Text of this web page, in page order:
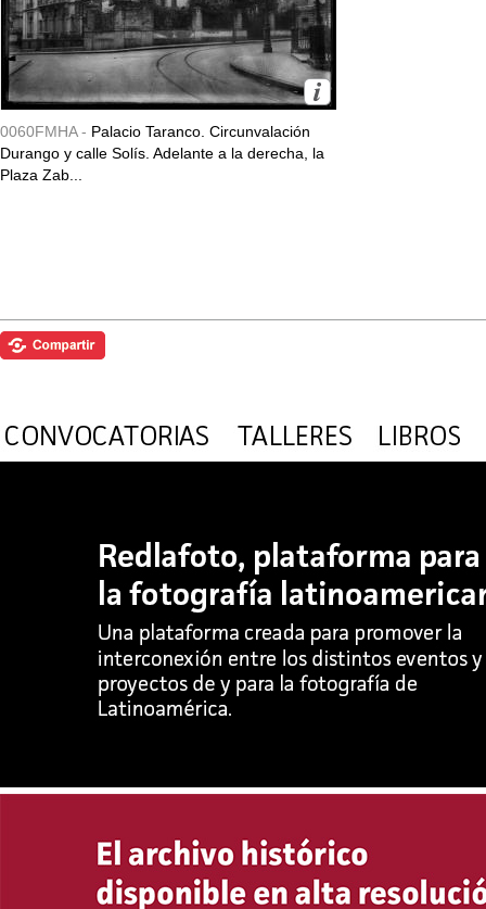
0060FMHA - Palacio Taranco. Circunvalación
Durango y calle Solís. Adelante a la derecha, la
Plaza Zab...